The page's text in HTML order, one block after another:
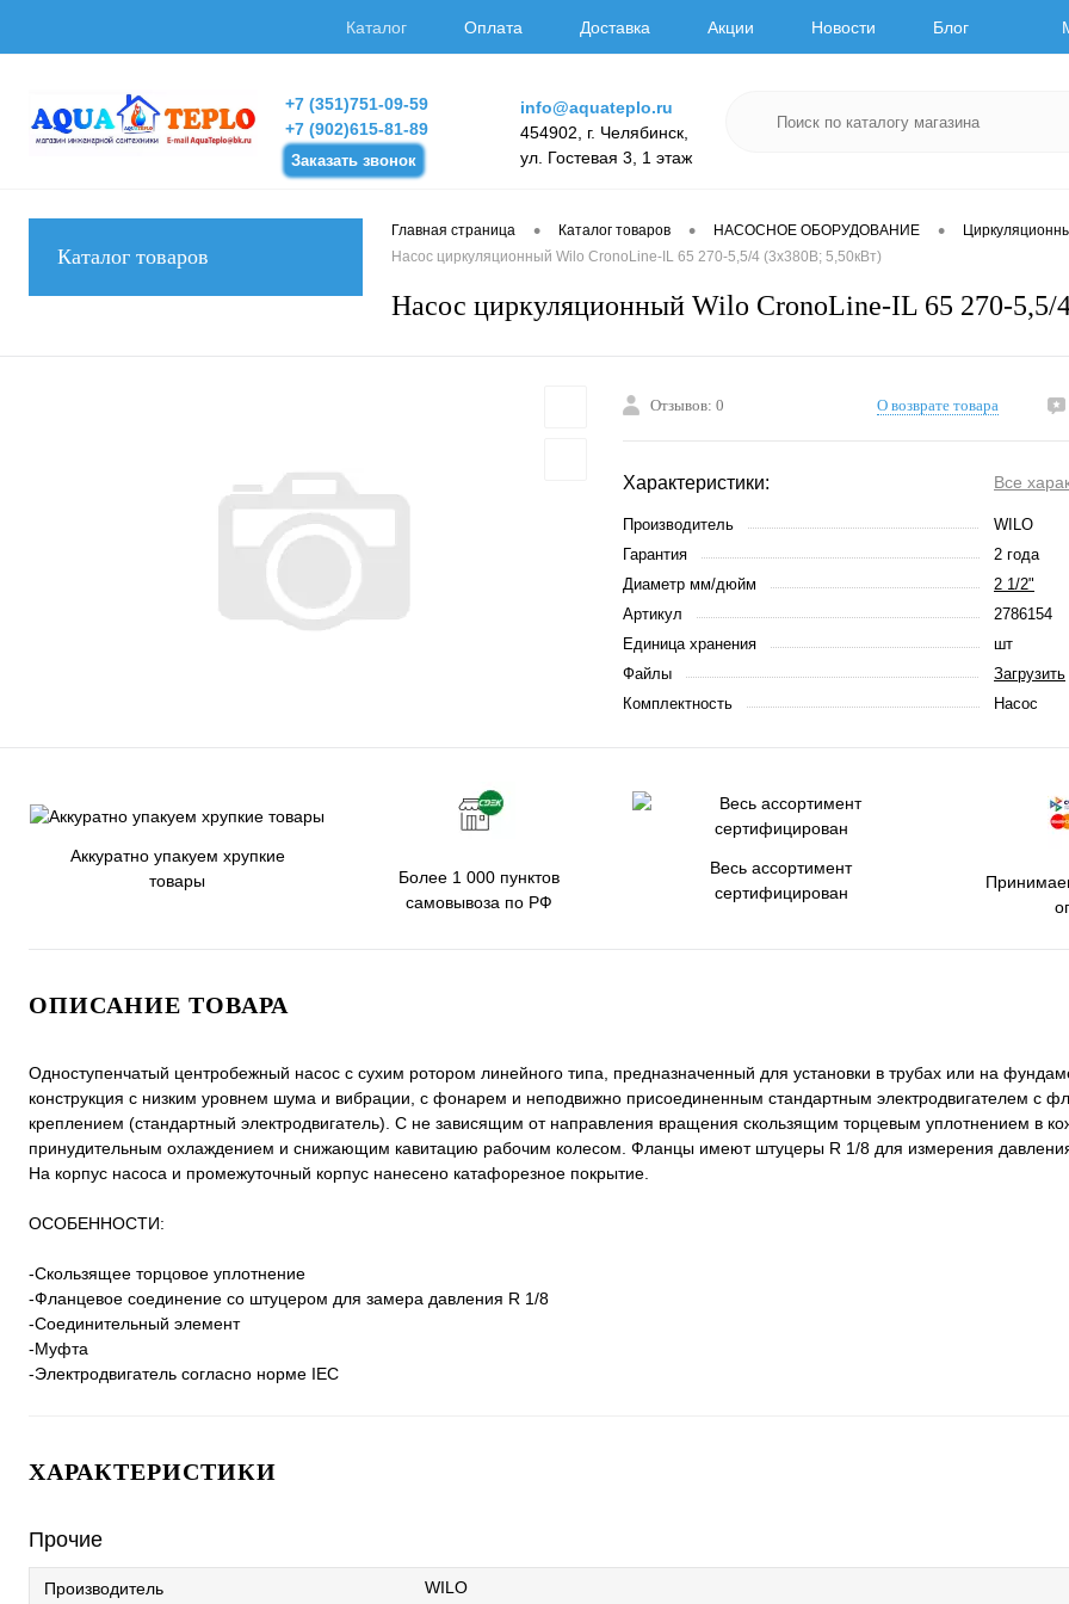
Каталог Оплата Доставка Акции Новости Блог
+7 (351)751-09-59
+7 (902)615-81-89
Заказать звонок
info@aquateplo.ru
454902, г. Челябинск,
ул. Гостевая 3, 1 этаж
Каталог товаров
Главная страница • Каталог товаров • НАСОСНОЕ ОБОРУДОВАНИЕ •
Насос циркуляционный Wilo CronoLine-IL 65 270-5,5/4 (3х380В; 5,50кВт)
Насос циркуляционный Wilo CronoLine-IL 65 270-5,5/
Отзывов: 0 О возврате товара
Характеристики: Все
Производитель
WILO
Гарантия
2 года
Диаметр мм/дюйм
2 1/2"
Артикул
2786154
Единица хранения
шт
Файлы
Загрузить
Комплектность
Насос
Аккуратно упакуем хрупкие
товары
Более 1 000 пунктов
самовывоза по РФ
Весь ассортимент
сертифицирован
ОПИСАНИЕ ТОВАРА
Одноступенчатый центробежный насос с сухим ротором линейного типа, предназначенный для установки в трубах или на
конструкция с низким уровнем шума и вибрации, с фонарем и неподвижно присоединенным стандартным электродвигателем с
креплением (стандартный электродвигатель). С не зависящим от направления вращения скользящим торцевым уплотнением в
принудительным охлаждением и снижающим кавитацию рабочим колесом. Фланцы имеют штуцеры R 1/8 для измерения
На корпус насоса и промежуточный корпус нанесено катафорезное покрытие.
ОСОБЕННОСТИ:
-Скользящее торцовое уплотнение
-Фланцевое соединение со штуцером для замера давления R 1/8
-Соединительный элемент
-Муфта
-Электродвигатель согласно норме IEC
ХАРАКТЕРИСТИКИ
Прочие
Производитель WILO